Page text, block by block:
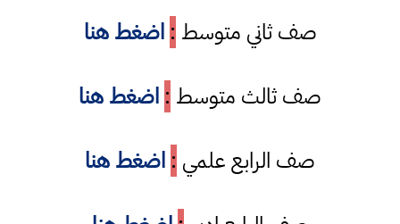
صف ثاني متوسط : اضغط هنا
صف ثالث متوسط : اضغط هنا
صف الرابع علمي : اضغط هنا